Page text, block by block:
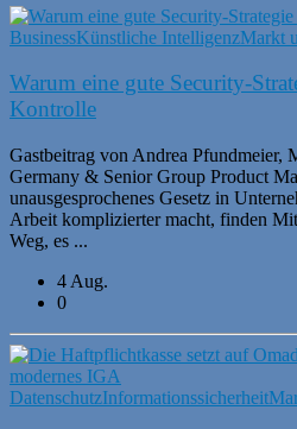
BusinessKünstliche IntelligenzMarkt
Warum eine gute Security-
Kontrolle
Gastbeitrag von Andrea Pfundmeier,
Germany & Senior Group Product
unausgesprochenes Gesetz in
Arbeit komplizierter macht, finden
Weg, es ...
4 Aug.
0
DatenschutzInformationssicherheit